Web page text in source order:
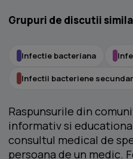
Grupuri de discutii
Infectie bacteriana
Infectii bacteriene
Raspunsurile din
informativ si
consultul medical de
persoana de un medic.